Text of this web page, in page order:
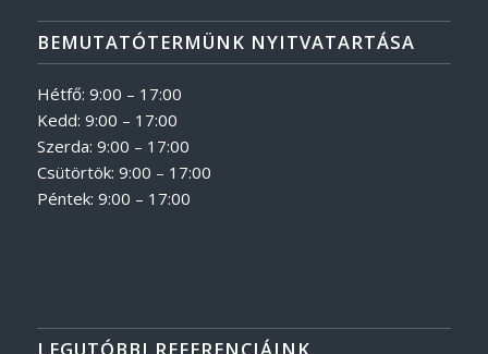
BEMUTATÓTERMÜNK NYITVATARTÁSA
Hétfő: 9:00 – 17:00
Kedd: 9:00 – 17:00
Szerda: 9:00 – 17:00
Csütörtök: 9:00 – 17:00
Péntek: 9:00 – 17:00
LEGUTÓBBI REFERENCIÁINK